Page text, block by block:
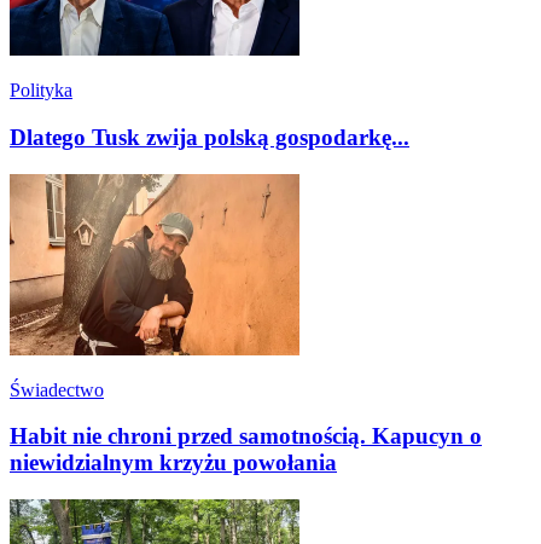
Polityka
Dlatego Tusk zwija polską gospodarkę...
Świadectwo
Habit nie chroni przed samotnością. Kapucyn o
niewidzialnym krzyżu powołania